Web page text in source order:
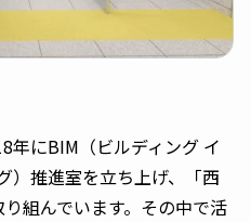
年にBIM（ビルディング イ
）推進室を立ち上げ、「西
組んでいます。その中で活